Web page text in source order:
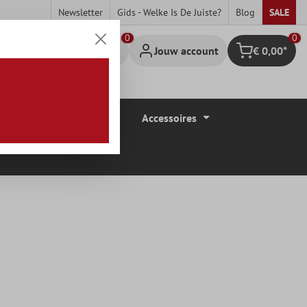
Newsletter Gids - Welke Is De Juiste? Blog SALE
Jouw account Winkelmandje
0
€ 0,00*
Accessoires